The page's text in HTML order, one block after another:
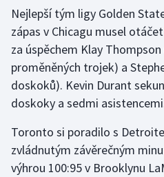
Sportovní střelba
Stolní tenis
Triatlon
Veslování
Vodní slalom
Nejlepší tým ligy Golden
zápas v Chicagu musel
za úspěchem Klay
proměněných trojek) a
doskoků). Kevin Durant
doskoky a sedmi
Toronto si poradilo s
zvládnutým závěrečným
výhrou 100:95 v Brooklynu